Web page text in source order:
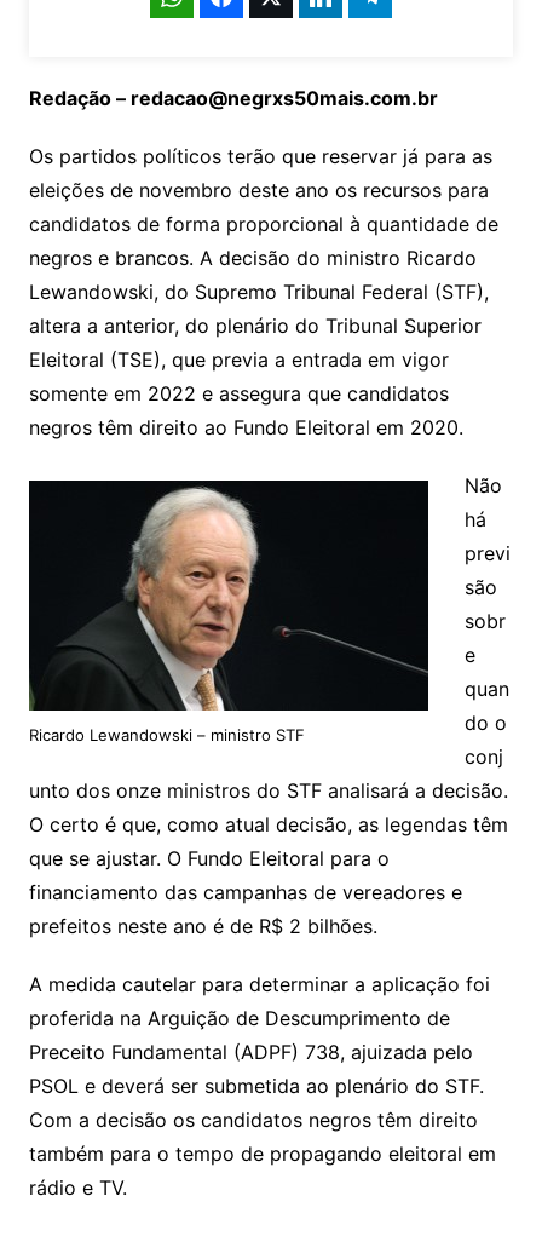
Redação – redacao@negrxs50mais.com.br
Os partidos políticos terão que reservar já para as
eleições de novembro deste ano os recursos para
candidatos de forma proporcional à quantidade de
negros e brancos. A decisão do ministro Ricardo
Lewandowski, do Supremo Tribunal Federal (STF),
altera a anterior, do plenário do Tribunal Superior
Eleitoral (TSE), que previa a entrada em vigor
somente em 2022 e assegura que candidatos
negros têm direito ao Fundo Eleitoral em 2020.
Ricardo Lewandowski – ministro STF
Não
há
previ
são
sobr
e
quan
do o
conj
unto dos onze ministros do STF analisará a decisão.
O certo é que, como atual decisão, as legendas têm
que se ajustar. O Fundo Eleitoral para o
financiamento das campanhas de vereadores e
prefeitos neste ano é de R$ 2 bilhões.
A medida cautelar para determinar a aplicação foi
proferida na Arguição de Descumprimento de
Preceito Fundamental (ADPF) 738, ajuizada pelo
PSOL e deverá ser submetida ao plenário do STF.
Com a decisão os candidatos negros têm direito
também para o tempo de propagando eleitoral em
rádio e TV.